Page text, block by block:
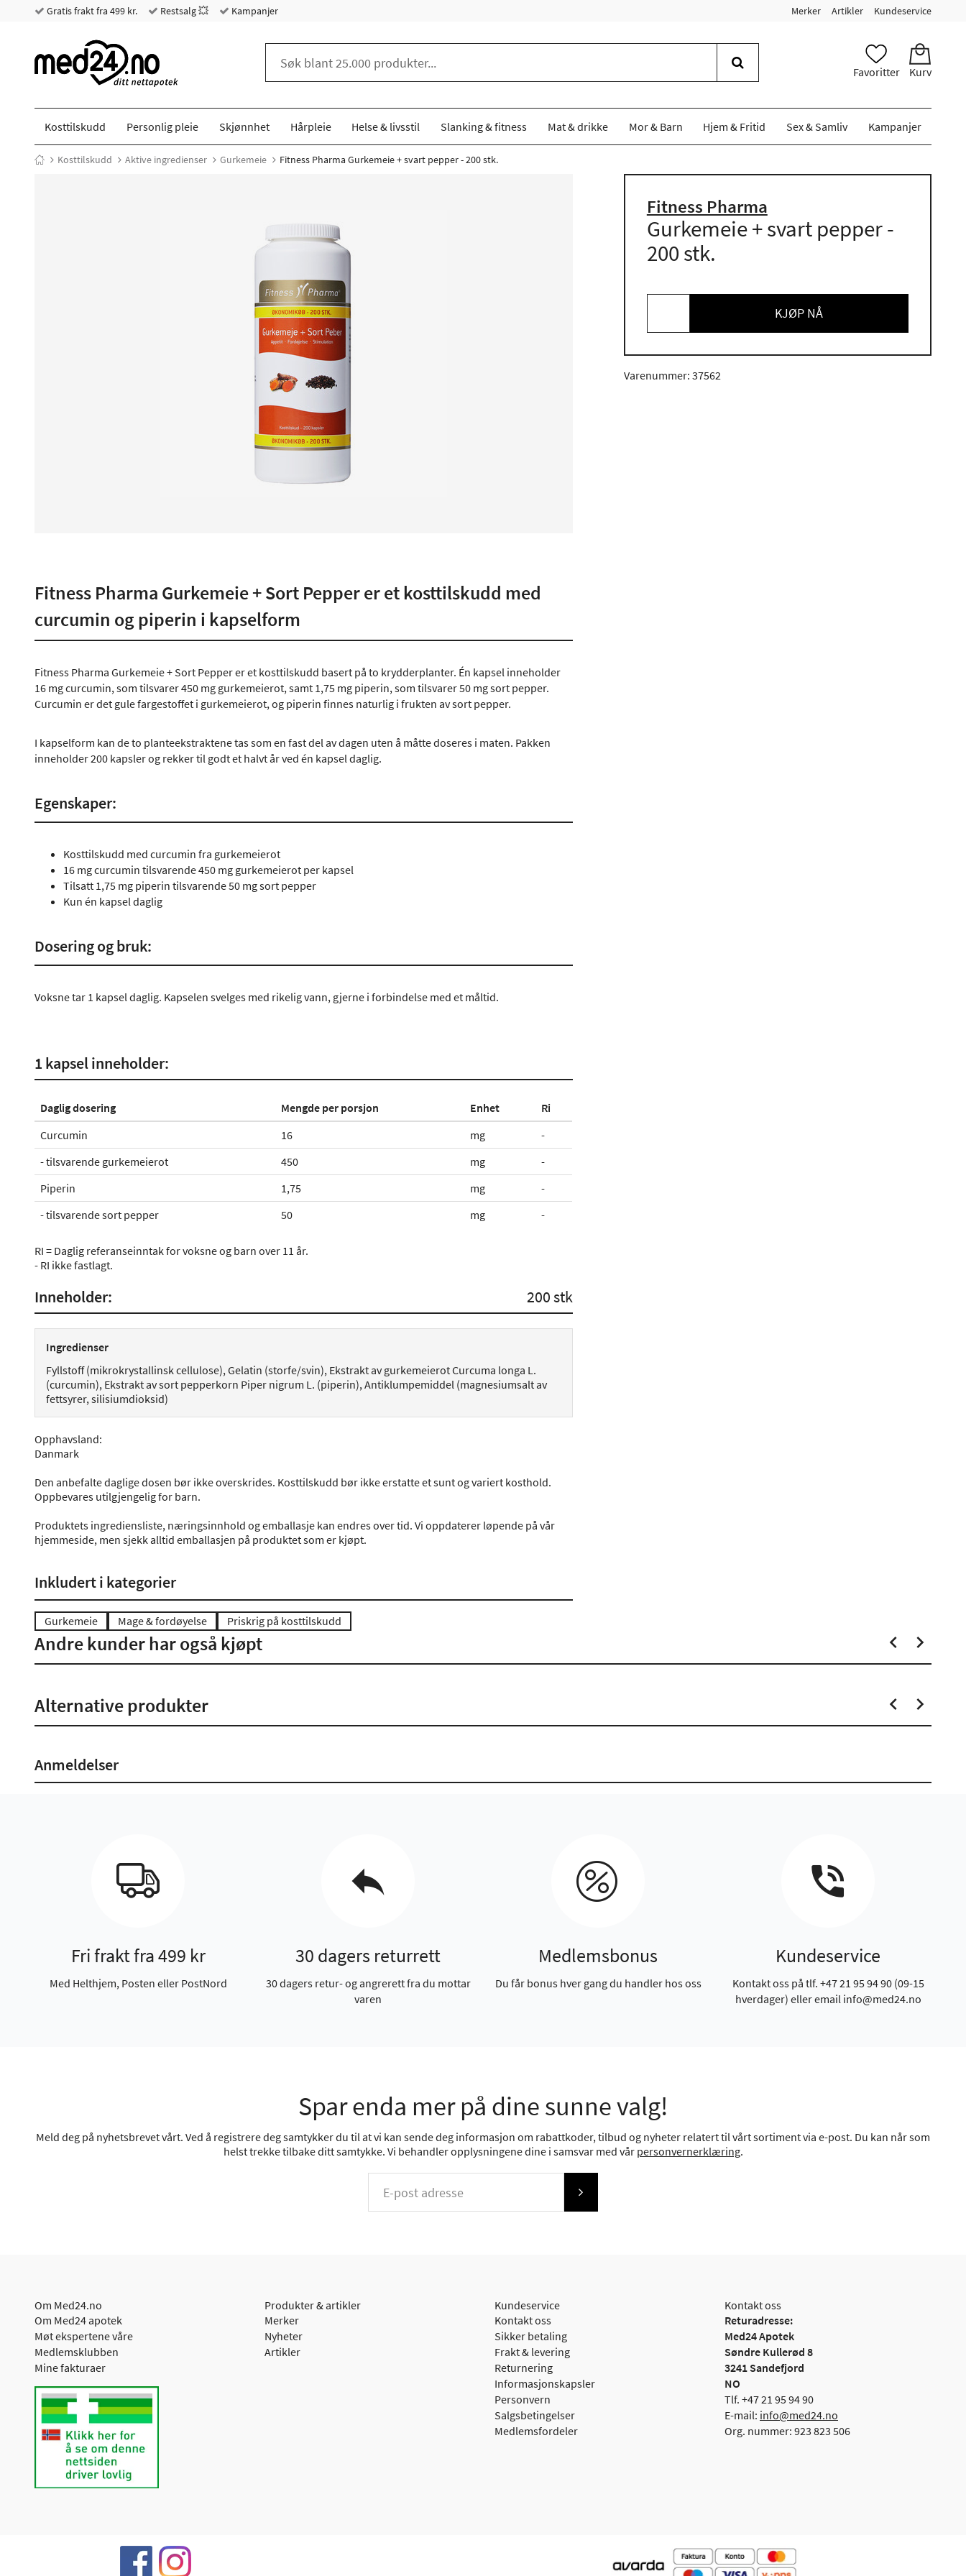
Gratis frakt fra 499 kr. Restsalg 💥 Kampanjer Merker Artikler Kundeservice
Favoritter Kurv
Kosttilskudd Personlig pleie Skjønnhet Hårpleie Helse & livsstil Slanking & fitness Mat & drikke Mor & Barn Hjem & Fritid Sex & Samliv Kampanjer
Kosttilskudd Aktive ingredienser Gurkemeie Fitness Pharma Gurkemeie + svart pepper - 200 stk.
Fitness Pharma
Gurkemeie + svart pepper -
200 stk.
KJØP NÅ
Varenummer: 37562
Fitness Pharma Gurkemeie + Sort Pepper er et kosttilskudd med
curcumin og piperin i kapselform
Fitness Pharma Gurkemeie + Sort Pepper er et kosttilskudd basert på to krydderplanter. Én kapsel inneholder
16 mg curcumin, som tilsvarer 450 mg gurkemeierot, samt 1,75 mg piperin, som tilsvarer 50 mg sort pepper.
Curcumin er det gule fargestoffet i gurkemeierot, og piperin finnes naturlig i frukten av sort pepper.
I kapselform kan de to planteekstraktene tas som en fast del av dagen uten å måtte doseres i maten. Pakken
inneholder 200 kapsler og rekker til godt et halvt år ved én kapsel daglig.
Egenskaper:
Kosttilskudd med curcumin fra gurkemeierot
16 mg curcumin tilsvarende 450 mg gurkemeierot per kapsel
Tilsatt 1,75 mg piperin tilsvarende 50 mg sort pepper
Kun én kapsel daglig
Dosering og bruk:
Voksne tar 1 kapsel daglig. Kapselen svelges med rikelig vann, gjerne i forbindelse med et måltid.
1 kapsel inneholder:
Daglig dosering Mengde per porsjon Enhet
Ri
Curcumin
16 mg
-
- tilsvarende gurkemeierot
450 mg
-
Piperin
1,75 mg
-
- tilsvarende sort pepper
50 mg -
RI = Daglig referanseinntak for voksne og barn over 11 år.
- RI ikke fastlagt.
Inneholder: 200 stk
Ingredienser
Fyllstoff (mikrokrystallinsk cellulose), Gelatin (storfe/svin), Ekstrakt av gurkemeierot Curcuma longa L.
(curcumin), Ekstrakt av sort pepperkorn Piper nigrum L. (piperin), Antiklumpemiddel (magnesiumsalt av
fettsyrer, silisiumdioksid)
Opphavsland:
Danmark
Den anbefalte daglige dosen bør ikke overskrides. Kosttilskudd bør ikke erstatte et sunt og variert kosthold.
Oppbevares utilgjengelig for barn.
Produktets ingrediensliste, næringsinnhold og emballasje kan endres over tid. Vi oppdaterer løpende på vår
hjemmeside, men sjekk alltid emballasjen på produktet som er kjøpt.
Inkludert i kategorier
Gurkemeie Mage & fordøyelse Priskrig på kosttilskudd
Andre kunder har også kjøpt
Alternative produkter
Anmeldelser
Fri frakt fra 499 kr
Med Helthjem, Posten eller PostNord
30 dagers returrett
30 dagers retur- og angrerett fra du mottar
varen
Medlemsbonus
Du får bonus hver gang du handler hos oss
Kundeservice
Kontakt oss på tlf. +47 21 95 94 90 (09-15
hverdager) eller email info@med24.no
Spar enda mer på dine sunne valg!
Meld deg på nyhetsbrevet vårt. Ved å registrere deg samtykker du til at vi kan sende deg informasjon om rabattkoder, tilbud og nyheter relatert til vårt sortiment via e-post. Du kan når som
helst trekke tilbake ditt samtykke. Vi behandler opplysningene dine i samsvar med vår personvernerklæring.
Om Med24.no
Om Med24 apotek
Møt ekspertene våre
Medlemsklubben
Mine fakturaer
Produkter & artikler
Merker
Nyheter
Artikler
Kundeservice
Kontakt oss
Sikker betaling
Frakt & levering
Returnering
Informasjonskapsler
Personvern
Salgsbetingelser
Medlemsfordeler
Kontakt oss
Returadresse:
Med24 Apotek
Søndre Kullerød 8
3241 Sandefjord
NO
Tlf. +47 21 95 94 90
E-mail: info@med24.no
Org. nummer: 923 823 506